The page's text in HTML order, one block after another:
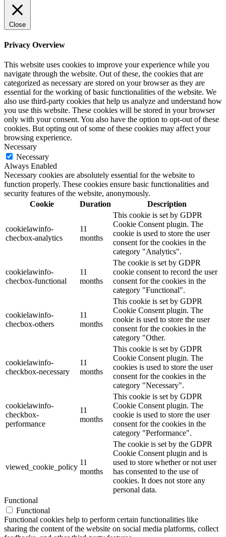
Close
Privacy Overview
This website uses cookies to improve your experience while you
navigate through the website. Out of these, the cookies that are
categorized as necessary are stored on your browser as they are
essential for the working of basic functionalities of the website. We
also use third-party cookies that help us analyze and understand how
you use this website. These cookies will be stored in your browser
only with your consent. You also have the option to opt-out of these
cookies. But opting out of some of these cookies may affect your
browsing experience.
Necessary
Necessary
Always Enabled
Necessary cookies are absolutely essential for the website to
function properly. These cookies ensure basic functionalities and
security features of the website, anonymously.
Cookie
Duration Description
cookielawinfo-
checbox-analytics
11
months
This cookie is set by GDPR
Cookie Consent plugin. The
cookie is used to store the user
consent for the cookies in the
category "Analytics".
cookielawinfo-
checbox-functional
11
months
The cookie is set by GDPR
cookie consent to record the user
consent for the cookies in the
category "Functional".
cookielawinfo-
checbox-others
11
months
This cookie is set by GDPR
Cookie Consent plugin. The
cookie is used to store the user
consent for the cookies in the
category "Other.
cookielawinfo-
checkbox-necessary
11
months
This cookie is set by GDPR
Cookie Consent plugin. The
cookies is used to store the user
consent for the cookies in the
category "Necessary".
cookielawinfo-
checkbox-
performance
11
months
This cookie is set by GDPR
Cookie Consent plugin. The
cookie is used to store the user
consent for the cookies in the
category "Performance".
viewed_cookie_policy
11
months
The cookie is set by the GDPR
Cookie Consent plugin and is
used to store whether or not user
has consented to the use of
cookies. It does not store any
personal data.
Functional
Functional
Functional cookies help to perform certain functionalities like
sharing the content of the website on social media platforms, collect